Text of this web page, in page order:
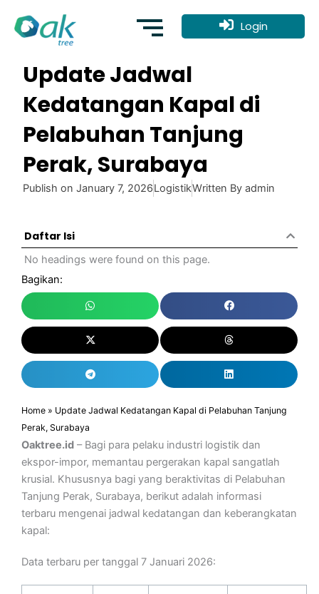
content
Login
Update Jadwal
Kedatangan Kapal di
Pelabuhan Tanjung
Perak, Surabaya
Publish on January 7, 2026LogistikWritten By admin
Daftar Isi
No headings were found on this page.
Bagikan:
Home » Update Jadwal Kedatangan Kapal di Pelabuhan Tanjung
Perak, Surabaya
Oaktree.id – Bagi para pelaku industri logistik dan
ekspor-impor, memantau pergerakan kapal sangatlah
krusial. Khususnya bagi yang beraktivitas di Pelabuhan
Tanjung Perak, Surabaya, berikut adalah informasi
terbaru mengenai jadwal kedatangan dan keberangkatan
kapal:
Data terbaru per tanggal 7 Januari 2026: